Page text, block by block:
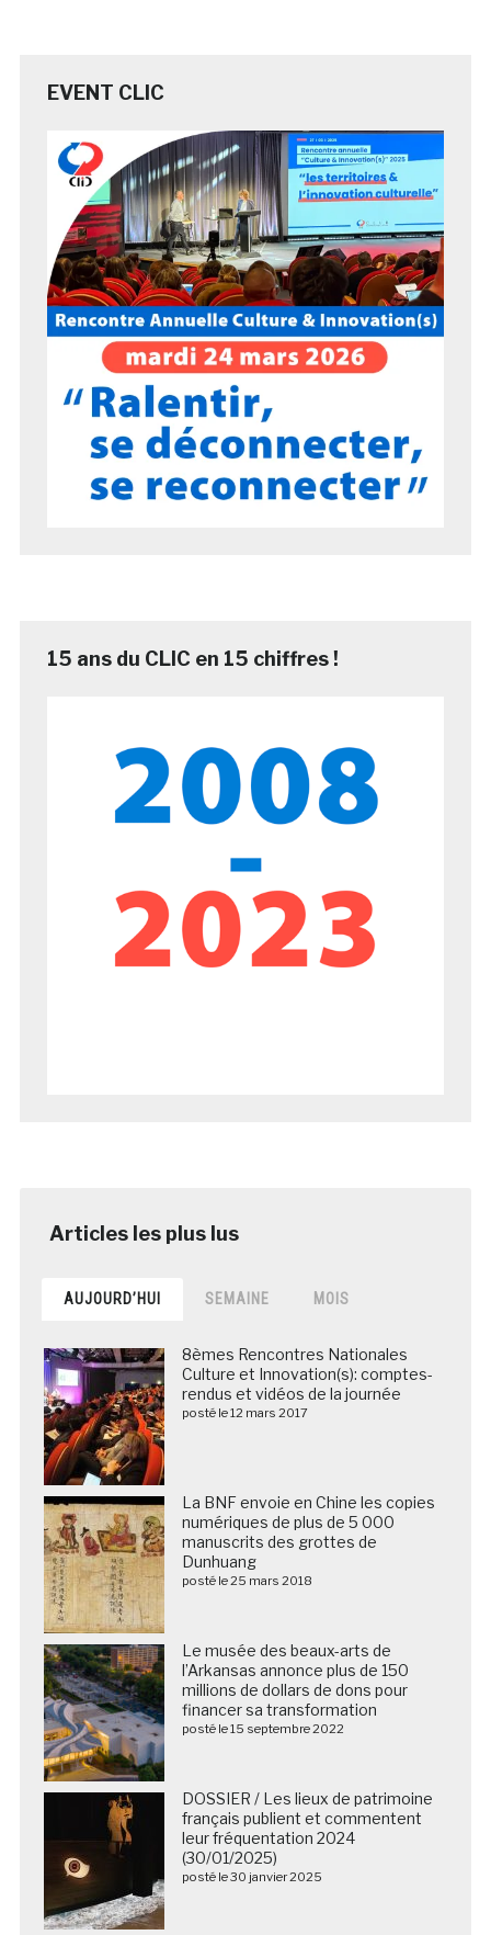
EVENT CLIC
15 ans du CLIC en 15 chiffres !
AUJOURD’HUI SEMAINE MOIS
8èmes Rencontres Nationales
Culture et Innovation(s): comptes-
rendus et vidéos de la journée
posté le 12 mars 2017
La BNF envoie en Chine les copies
numériques de plus de 5 000
manuscrits des grottes de
Dunhuang
posté le 25 mars 2018
Le musée des beaux-arts de
l’Arkansas annonce plus de 150
millions de dollars de dons pour
financer sa transformation
posté le 15 septembre 2022
DOSSIER / Les lieux de patrimoine
français publient et commentent
leur fréquentation 2024
(30/01/2025)
posté le 30 janvier 2025